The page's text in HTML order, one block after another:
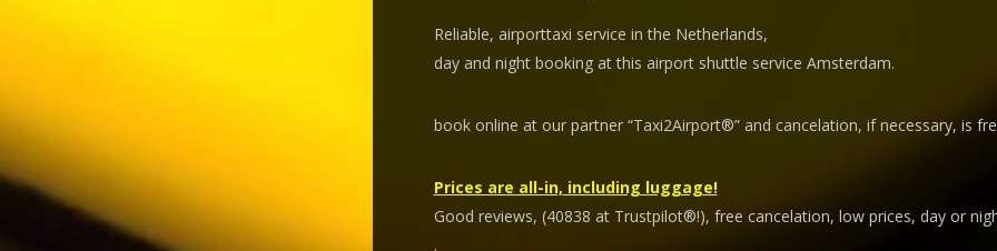
Reliable, airporttaxi service in the Netherlands,
day and night booking at this airport shuttle service Amsterdam.
book online at our partner “Taxi2Airport®” and cancelation, if necessary, is
Prices are all-in, including luggage!
Good reviews, (40838 at Trustpilot®!), free cancelation, low prices, day or
.